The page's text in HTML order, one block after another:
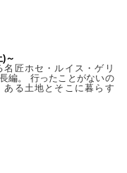
～
匠ホセ・ルイス・ゲリ
編。 行ったことがないの
ある土地とそこに暮らす